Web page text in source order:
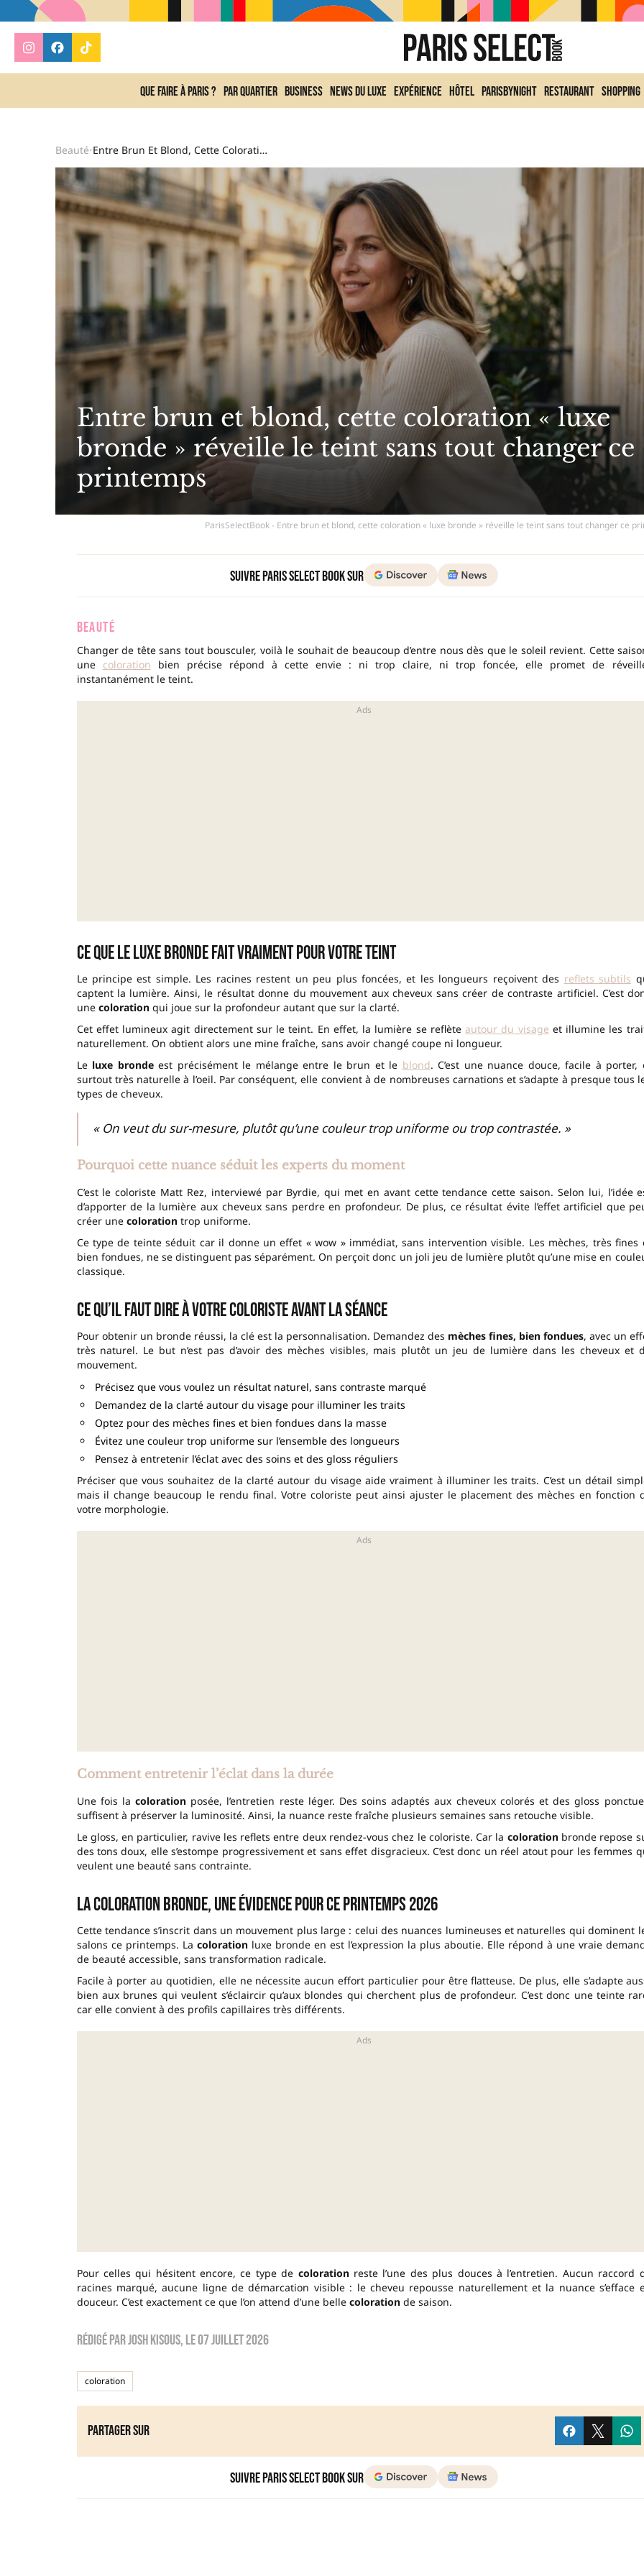
Que faire à Paris ? Par quartier Business News du Luxe Expérience Hôtel ParisByNight Restaurant Shopping
Beauté• Entre Brun Et Blond, Cette Coloration « Luxe Bronde » Réveille Le Teint Sans Tout Changer Ce Printemps
Entre brun et blond, cette coloration « luxe
bronde » réveille le teint sans tout changer ce
printemps
ParisSelectBook - Entre brun et blond, cette coloration « luxe bronde » réveille le teint sans tout changer ce
Suivre Paris Select Book sur
BEAUTÉ
Changer de tête sans tout bousculer, voilà le souhait de beaucoup d’entre nous dès que le soleil revient. Cette
une coloration bien précise répond à cette envie : ni trop claire, ni trop foncée, elle promet de
instantanément le teint.
Ce que le luxe bronde fait vraiment pour votre teint
Le principe est simple. Les racines restent un peu plus foncées, et les longueurs reçoivent des reflets subtils
captent la lumière. Ainsi, le résultat donne du mouvement aux cheveux sans créer de contraste artificiel. C’est
une colorationqui joue sur la profondeur autant que sur la clarté.
Cet effet lumineux agit directement sur le teint. En effet, la lumière se reflète autour du visage et illumine les
naturellement. On obtient alors une mine fraîche, sans avoir changé coupe ni longueur.
Le luxe brondeest précisément le mélange entre le brun et le blond. C’est une nuance douce, facile à porter,
surtout très naturelle à l’oeil. Par conséquent, elle convient à de nombreuses carnations et s’adapte à presque tous
types de cheveux.
« On veut du sur-mesure, plutôt qu’une couleur trop uniforme ou trop contrastée. »
Pourquoi cette nuance séduit les experts du moment
C’est le coloriste Matt Rez, interviewé par Byrdie, qui met en avant cette tendance cette saison. Selon lui, l’idée
d’apporter de la lumière aux cheveux sans perdre en profondeur. De plus, ce résultat évite l’effet artificiel que
créer une colorationtrop uniforme.
Ce type de teinte séduit car il donne un effet « wow » immédiat, sans intervention visible. Les mèches, très fines
bien fondues, ne se distinguent pas séparément. On perçoit donc un joli jeu de lumière plutôt qu’une mise en
classique.
Ce qu’il faut dire à votre coloriste avant la séance
Pour obtenir un bronde réussi, la clé est la personnalisation. Demandez des mèches fines, bien fondues, avec un
très naturel. Le but n’est pas d’avoir des mèches visibles, mais plutôt un jeu de lumière dans les cheveux et
mouvement.
Précisez que vous voulez un résultat naturel, sans contraste marqué
Demandez de la clarté autour du visage pour illuminer les traits
Optez pour des mèches fines et bien fondues dans la masse
Évitez une couleur trop uniforme sur l’ensemble des longueurs
Pensez à entretenir l’éclat avec des soins et des gloss réguliers
Préciser que vous souhaitez de la clarté autour du visage aide vraiment à illuminer les traits. C’est un détail
mais il change beaucoup le rendu final. Votre coloriste peut ainsi ajuster le placement des mèches en fonction
votre morphologie.
Comment entretenir l’éclat dans la durée
Une fois lacoloration posée, l’entretien reste léger. Des soins adaptés aux cheveux colorés et des gloss
suffisent à préserver la luminosité. Ainsi, la nuance reste fraîche plusieurs semaines sans retouche visible.
Le gloss, en particulier, ravive les reflets entre deux rendez-vous chez le coloriste. Car la colorationbronde repose
des tons doux, elle s’estompe progressivement et sans effet disgracieux. C’est donc un réel atout pour les femmes
veulent une beauté sans contrainte.
La coloration bronde, une évidence pour ce printemps 2026
Cette tendance s’inscrit dans un mouvement plus large : celui des nuances lumineuses et naturelles qui dominent
salons ce printemps. La colorationluxe bronde en est l’expression la plus aboutie. Elle répond à une vraie
de beauté accessible, sans transformation radicale.
Facile à porter au quotidien, elle ne nécessite aucun effort particulier pour être flatteuse. De plus, elle s’adapte
bien aux brunes qui veulent s’éclaircir qu’aux blondes qui cherchent plus de profondeur. C’est donc une teinte
car elle convient à des profils capillaires très différents.
Pour celles qui hésitent encore, ce type de colorationreste l’une des plus douces à l’entretien. Aucun raccord
racines marqué, aucune ligne de démarcation visible : le cheveu repousse naturellement et la nuance s’efface
douceur. C’est exactement ce que l’on attend d’une belle colorationde saison.
Rédigé parJosh Kisous, le07 juillet 2026
coloration
Partager sur
Suivre Paris Select Book sur